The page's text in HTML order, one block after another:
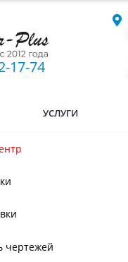
17-74
УСЛУГИ
чертежей